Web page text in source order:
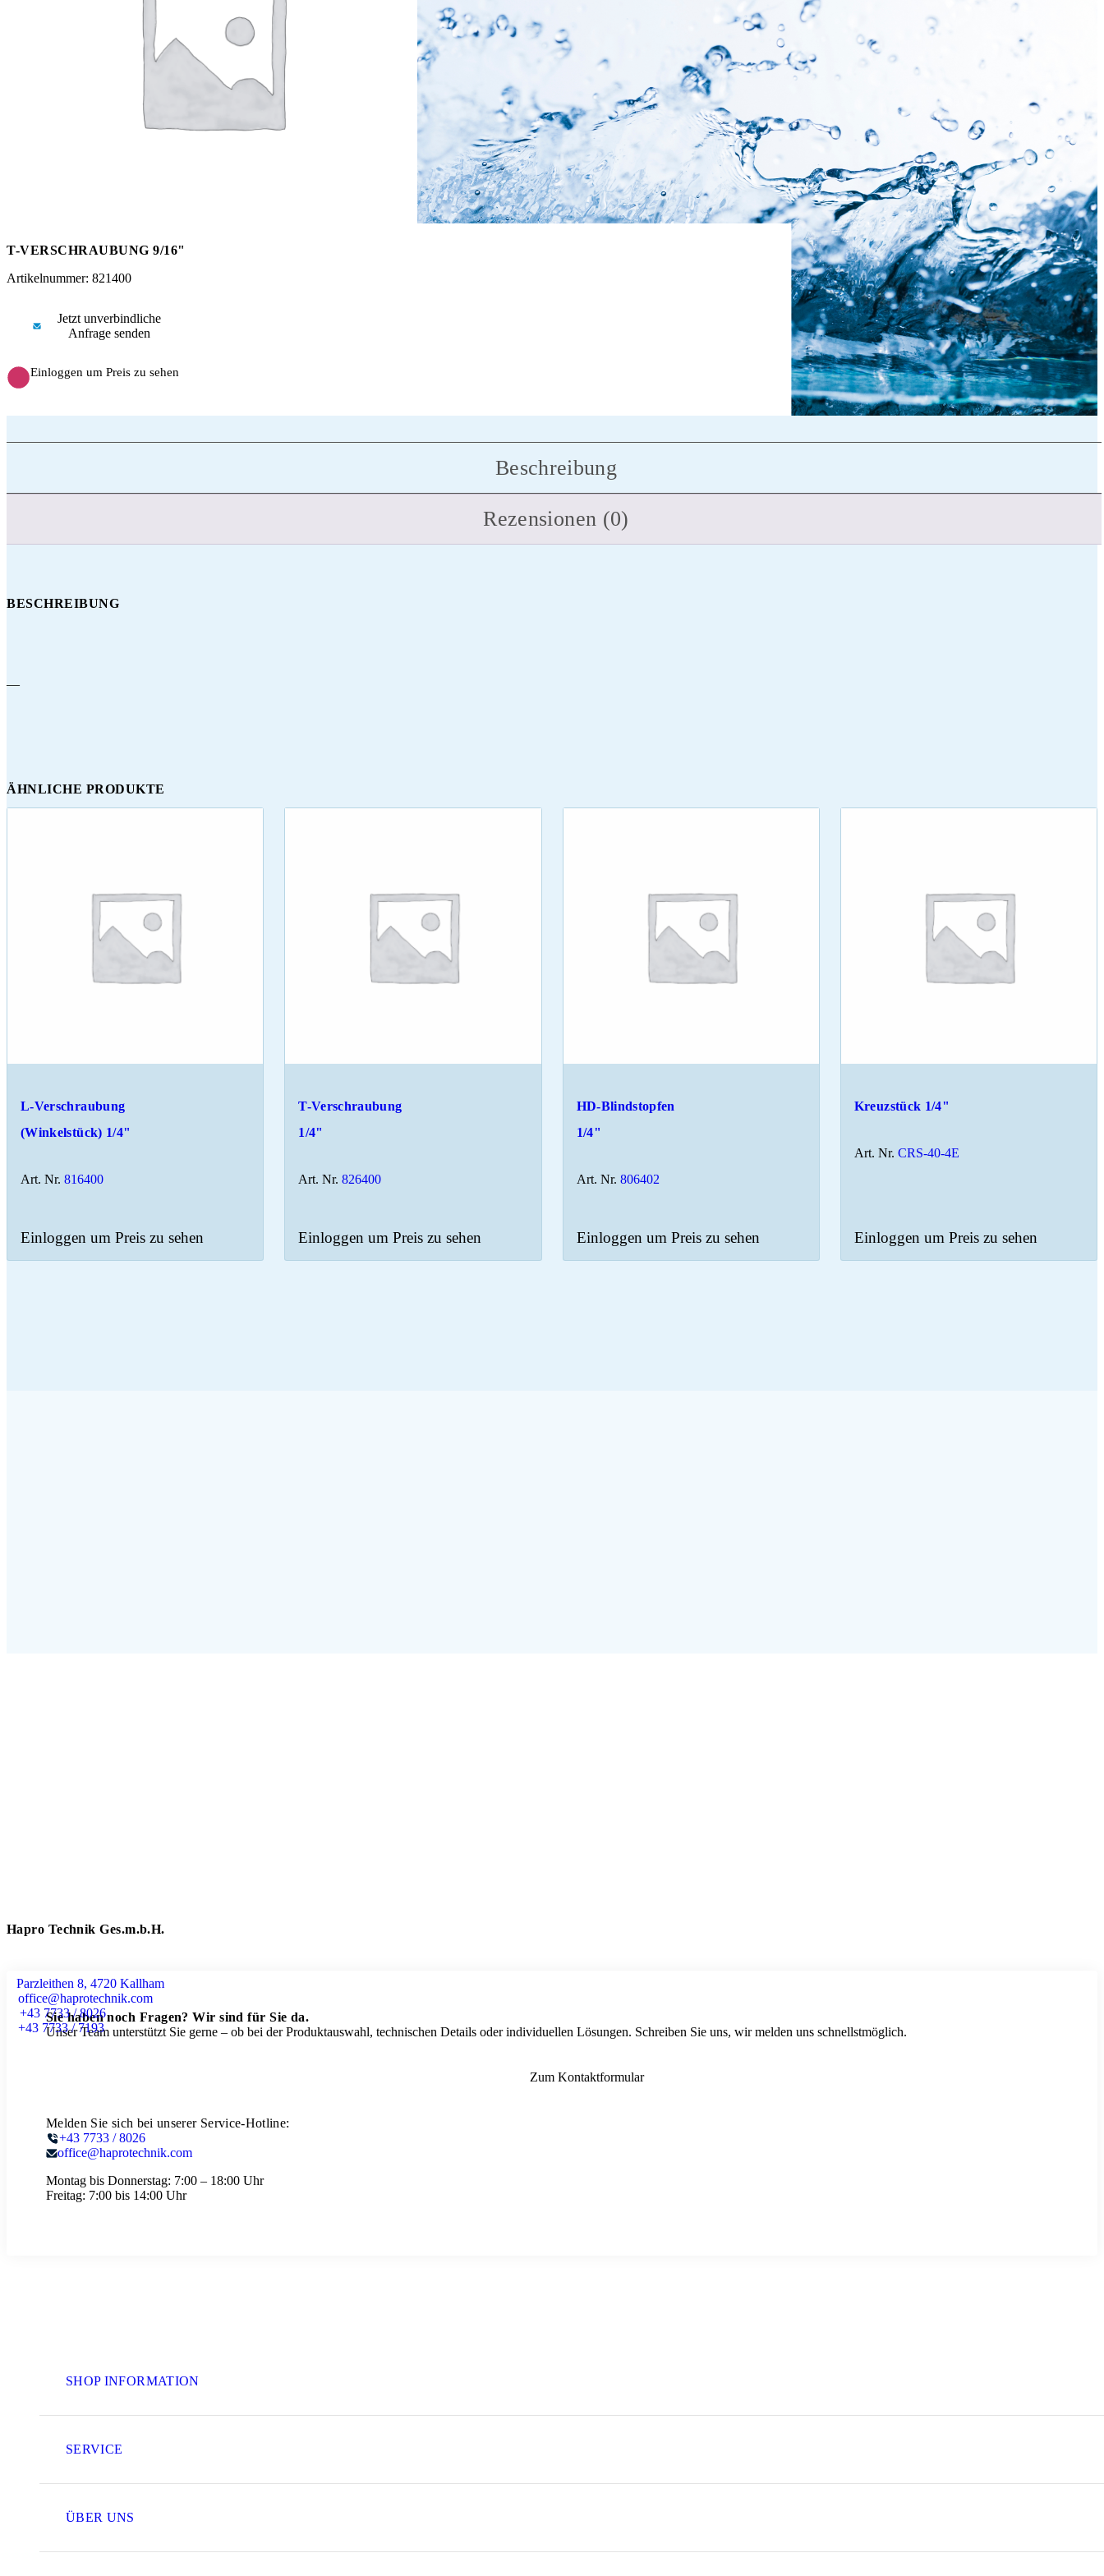
T-VERSCHRAUBUNG 9/16"
Artikelnummer: 821400
Jetzt unverbindliche
Anfrage senden
Einloggen um Preis zu sehen
Beschreibung
Rezensionen (0)
BESCHREIBUNG
—
ÄHNLICHE PRODUKTE
L-Verschraubung
(Winkelstück) 1/4"
Art. Nr. 816400
Einloggen um Preis zu sehen
T-Verschraubung
1/4"
Art. Nr. 826400
Einloggen um Preis zu sehen
HD-Blindstopfen
1/4"
Art. Nr. 806402
Einloggen um Preis zu sehen
Kreuzstück 1/4"
Art. Nr. CRS-40-4E
Einloggen um Preis zu sehen
Hapro Technik Ges.m.b.H.
Parzleithen 8, 4720 Kallham
office@haprotechnik.com
+43 7733 / 8026
+43 7733 / 7193
Sie haben noch Fragen? Wir sind für Sie da.
Unser Team unterstützt Sie gerne – ob bei der Produktauswahl, technischen Details oder individuellen Lösungen. Schreiben Sie uns, wir melden uns schnellstmöglich.
Zum Kontaktformular
Melden Sie sich bei unserer Service-Hotline:
+43 7733 / 8026
office@haprotechnik.com
Montag bis Donnerstag: 7:00 – 18:00 Uhr
Freitag: 7:00 bis 14:00 Uhr
SHOP INFORMATION
SERVICE
ÜBER UNS